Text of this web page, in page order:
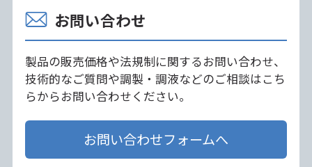
お問い合わせ
製品の販売価格や法規制に関するお問い合わせ、
技術的なご質問や調製・調液などのご相談はこち
らからお問い合わせください。
お問い合わせフォームへ